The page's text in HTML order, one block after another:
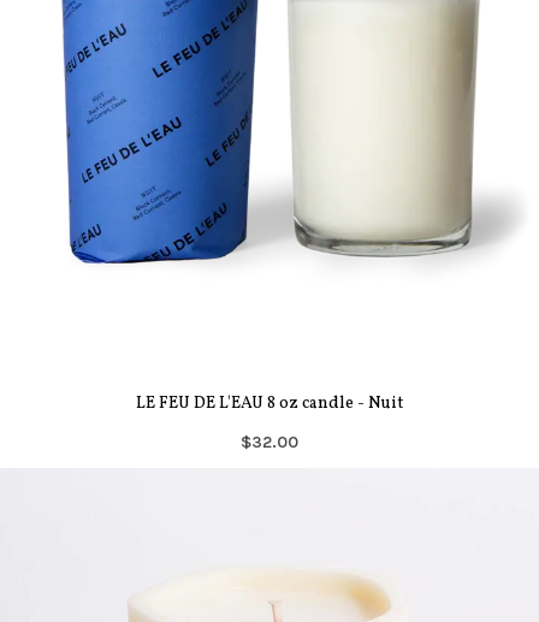
LE FEU DE L'EAU 8 oz candle - Nuit
$32.00